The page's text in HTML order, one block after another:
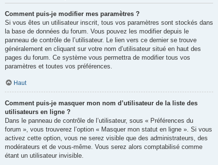
Comment puis-je modifier mes paramètres ?
Si vous êtes un utilisateur inscrit, tous vos paramètres sont stockés dans
la base de données du forum. Vous pouvez les modifier depuis le
panneau de contrôle de l’utilisateur. Le lien vers ce dernier se trouve
généralement en cliquant sur votre nom d’utilisateur situé en haut des
pages du forum. Ce système vous permettra de modifier tous vos
paramètres et toutes vos préférences.
Haut
Comment puis-je masquer mon nom d’utilisateur de la liste des
utilisateurs en ligne ?
Dans le panneau de contrôle de l’utilisateur, sous « Préférences du
forum », vous trouverez l’option « Masquer mon statut en ligne ». Si vous
activez cette option, vous ne serez visible que des administrateurs, des
modérateurs et de vous-même. Vous serez alors comptabilisé comme
étant un utilisateur invisible.